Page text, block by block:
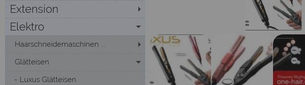
Extension
Elektro
Haarschneidemaschinen ...
Glätteisen
Luxus Glätteisen